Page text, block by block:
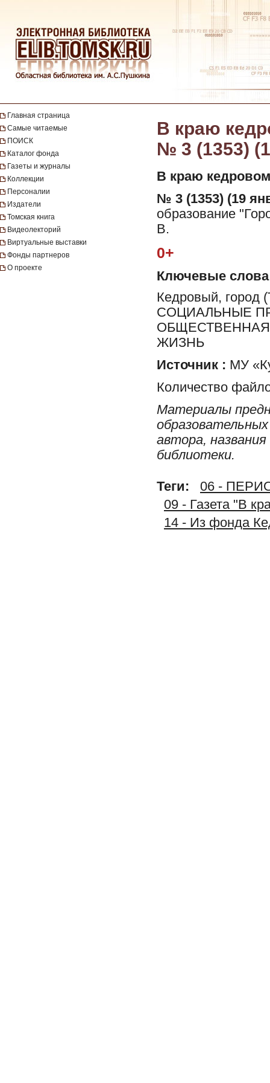
Главная страница
Самые читаемые
ПОИСК
Каталог фонда
Газеты и журналы
Коллекции
Персоналии
Издатели
Томская книга
Видеолекторий
Виртуальные выставки
Фонды партнеров
О проекте
В краю
№ 3 (1353)
В краю
№ 3 (1353) (19
образование
В.
0+
Ключевые слова
Кедровый,
СОЦИАЛЬНЫЕ
ЖИЗНЬ
Источник : МУ
Количество
Материалы
автора,
библиотеки.
Теги:
06 -
09 - Газета "В
14 - Из фонда